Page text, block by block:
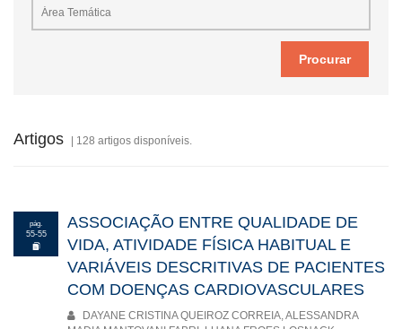
Artigos | 128 artigos disponíveis.
pág.
55-55
ASSOCIAÇÃO ENTRE QUALIDADE DE
VIDA, ATIVIDADE FÍSICA HABITUAL E
VARIÁVEIS DESCRITIVAS DE PACIENTES
COM DOENÇAS CARDIOVASCULARES
DAYANE CRISTINA QUEIROZ CORREIA, ALESSANDRA